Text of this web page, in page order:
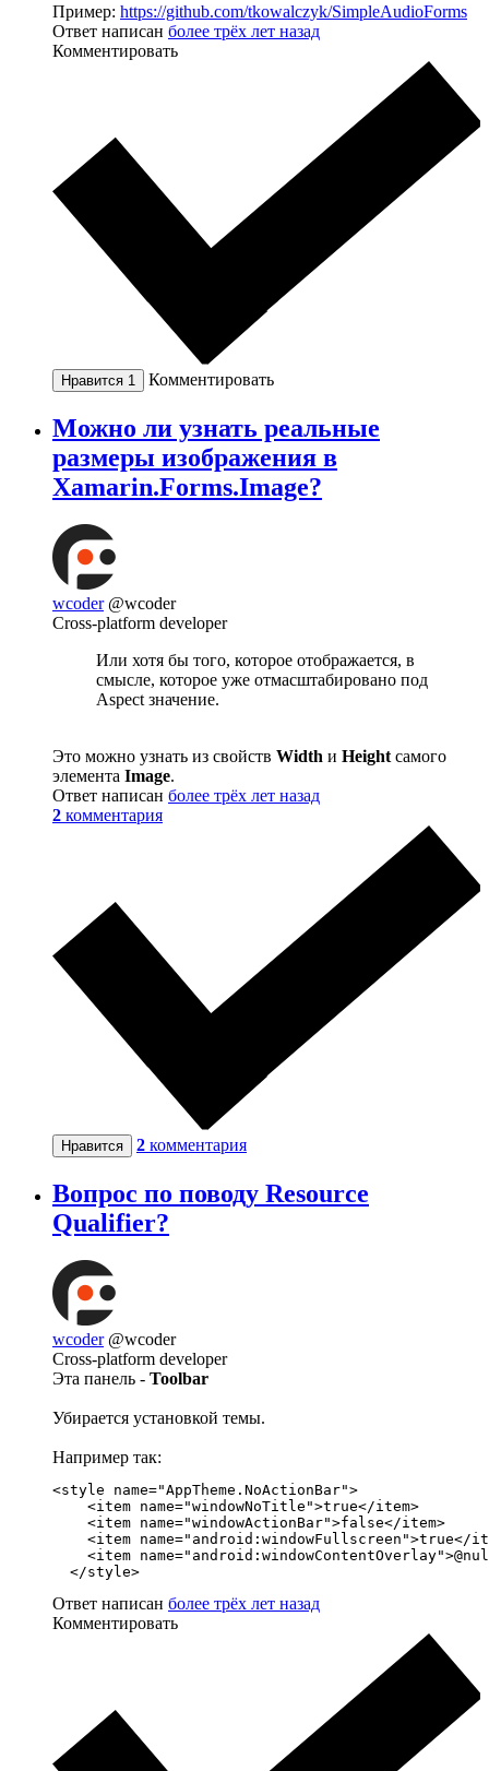
Пример: https://github.com/tkowalczyk/SimpleAudioForms
Ответ написан более трёх лет назад
Комментировать
Нравится 1 Комментировать
Можно ли узнать реальные
размеры изображения в
Xamarin.Forms.Image?
wcoder @wcoder
Cross-platform developer
Или хотя бы того, которое отображается, в
смысле, которое уже отмасштабировано под
Aspect значение.
Это можно узнать из свойств Width и Height самого
элемента Image.
Ответ написан более трёх лет назад
2 комментария
Нравится 2 комментария
Вопрос по поводу Resource
Qualifier?
wcoder @wcoder
Cross-platform developer
Эта панель - Toolbar
Убирается установкой темы.
Например так:
<style name="AppTheme.NoActionBar">
    <item name="windowNoTitle">true</item>
    <item name="windowActionBar">false</item>
<item name="android:windowFullscreen">true</
<item
  </style>
Ответ написан более трёх лет назад
Комментировать